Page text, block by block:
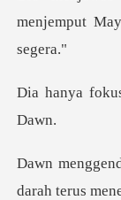
menjemput
darah